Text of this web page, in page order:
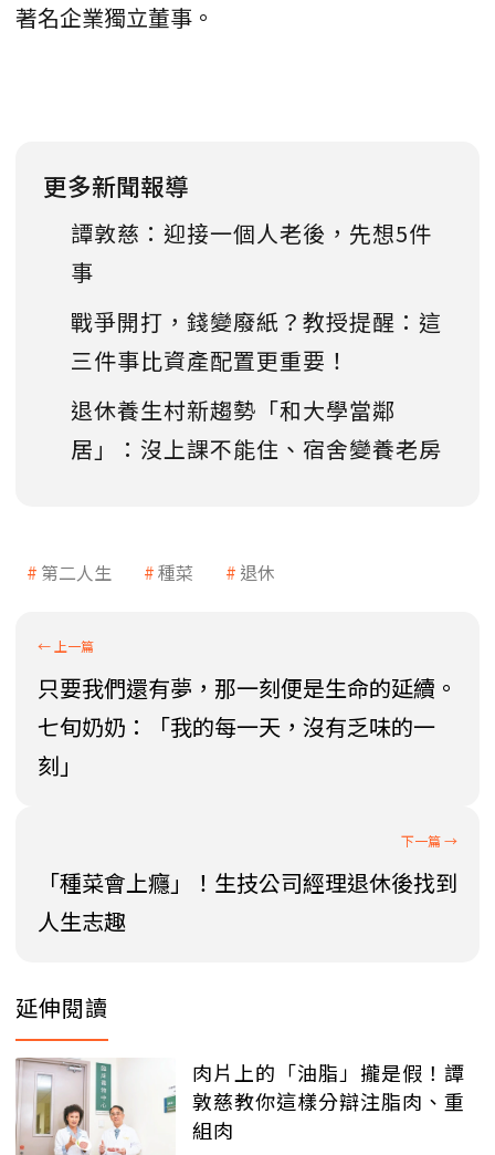
著名企業獨立董事。
更多新聞報導
譚敦慈：迎接一個人老後，先想5件
事
戰爭開打，錢變廢紙？教授提醒：這
三件事比資產配置更重要！
退休養生村新趨勢「和大學當鄰
居」：沒上課不能住、宿舍變養老房
第二人生 種菜 退休
只要我們還有夢，那一刻便是生命的延續。
七旬奶奶：「我的每一天，沒有乏味的一
刻」
「種菜會上癮」！生技公司經理退休後找到
人生志趣
延伸閱讀
肉片上的「油脂」攏是假！譚
敦慈教你這樣分辯注脂肉、重
組肉